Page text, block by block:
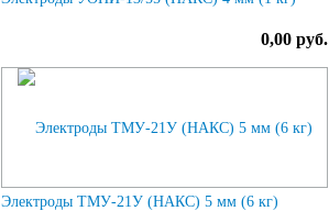
0,00 руб.
Электроды ТМУ-21У (НАКС) 5 мм (6 кг)